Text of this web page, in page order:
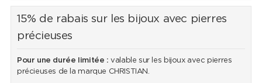
15% de rabais sur les bijoux avec pierres
précieuses
Pour une durée limitée : valable sur les bijoux avec pierres
précieuses de la marque CHRISTIAN.